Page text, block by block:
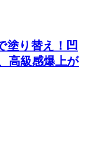
塗り替え！凹
高級感爆上が